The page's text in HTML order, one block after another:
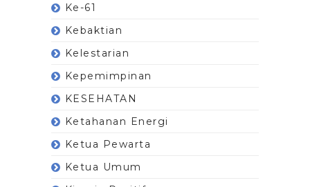
Ke-61
Kebaktian
Kelestarian
Kepemimpinan
KESEHATAN
Ketahanan Energi
Ketua Pewarta
Ketua Umum